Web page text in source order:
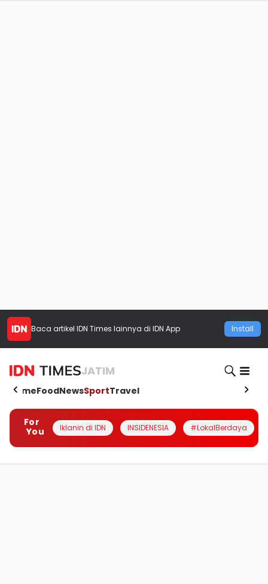
Baca artikel IDN Times lainnya di IDN App Install
JATIM
HomeFoodNewsSportTravel
For
You
Iklanin di IDN INSIDENESIA #LokalBerdaya